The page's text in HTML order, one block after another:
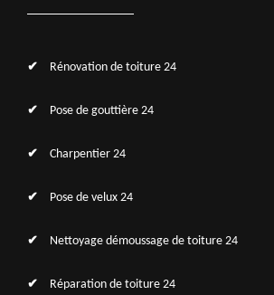
Rénovation de toiture 24
Pose de gouttière 24
Charpentier 24
Pose de velux 24
Nettoyage démoussage de toiture 24
Réparation de toiture 24